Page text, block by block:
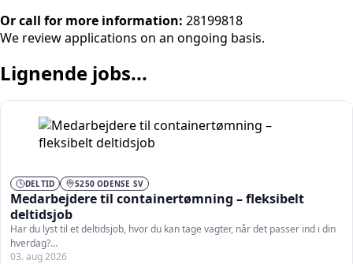
Or call for more information: 28199818
We review applications on an ongoing basis.
Lignende jobs...
DELTID 5250 ODENSE SV
Medarbejdere til containertømning – fleksibelt
deltidsjob
Har du lyst til et deltidsjob, hvor du kan tage vagter, når det passer ind i din
hverdag?…
03. aug 2026